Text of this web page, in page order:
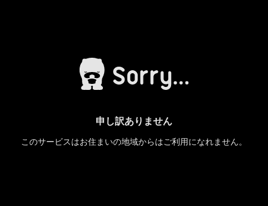
申し訳ありません
このサービスはお住まいの地域からはご利用になれません。